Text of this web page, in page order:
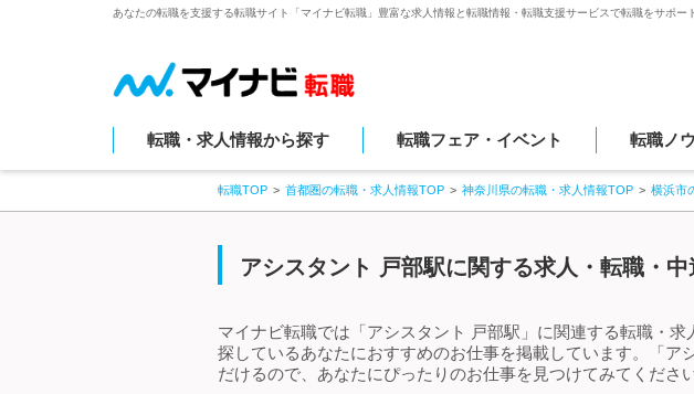
あなたの転職を支援する転職サイト「マイナビ転職」豊富な求人情報と転職情報・転職支援サービスで転職をサポー
転職・求人情報から探す 転職フェア・イベント 転職ノ
転職TOP 首都圏の転職・求人情報TOP 神奈川県の転職・求人情報TOP 横浜市
アシスタント 戸部駅に関する求人・転職・
マイナビ転職では「アシスタント 戸部駅」に関連する転職・
探しているあなたにおすすめのお仕事を掲載しています。「
だけるので、あなたにぴったりのお仕事を見つけてみてくださ